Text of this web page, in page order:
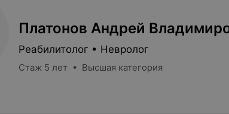
Платонов Андрей
Реабилитолог • Невролог
Стаж 5 лет • Высшая категория